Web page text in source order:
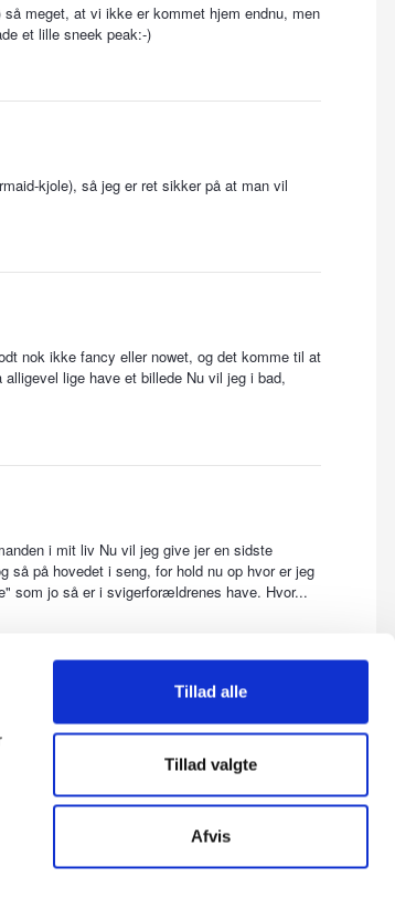
Tillad alle
Tillad valgte
Afvis
meget, at vi ikke er kommet hjem endnu, men
et lille sneek peak:-)
kjole), så jeg er ret sikker på at man vil
nok ikke fancy eller nowet, og det komme til at
lige have et billede Nu vil jeg i bad,
i mit liv Nu vil jeg give jer en sidste
så på hovedet i seng, for hold nu op hvor er jeg
som jo så er i svigerforældrenes have. Hvor...